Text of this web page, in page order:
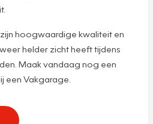
hoogwaardige kwaliteit en
helder zicht heeft tijdens
Maak vandaag nog een
een Vakgarage.